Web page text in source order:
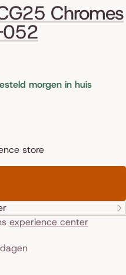
Chromes
052
morgen in huis
store
experience center